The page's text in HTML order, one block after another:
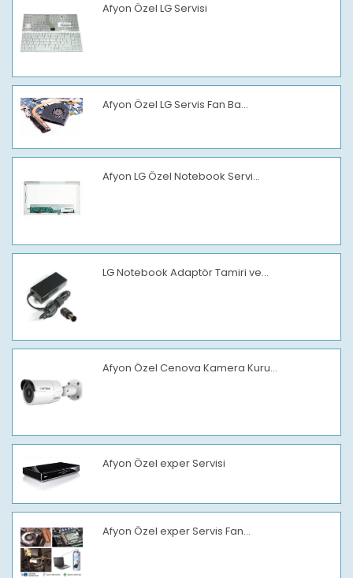
Afyon Özel LG Servisi
Afyon Özel LG Servis Fan Ba...
Afyon LG Özel Notebook Servi...
LG Notebook Adaptör Tamiri ve...
Afyon Özel Cenova Kamera Kuru...
Afyon Özel exper Servisi
Afyon Özel exper Servis Fan...